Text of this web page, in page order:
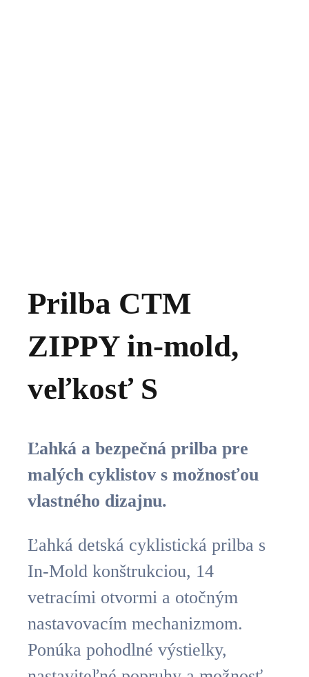
Prilba CTM
ZIPPY in-mold,
veľkosť S
Ľahká a bezpečná prilba pre
malých cyklistov s možnosťou
vlastného dizajnu.
Ľahká detská cyklistická prilba s
In-Mold konštrukciou, 14
vetracími otvormi a otočným
nastavovacím mechanizmom.
Ponúka pohodlné výstielky,